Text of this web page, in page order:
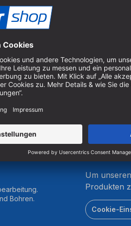
Bohren.
Um
Produkten
Cookie-